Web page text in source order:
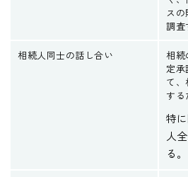
ス
調査
相続人同士の話し合い
相続
定
て
する
特
人
る。